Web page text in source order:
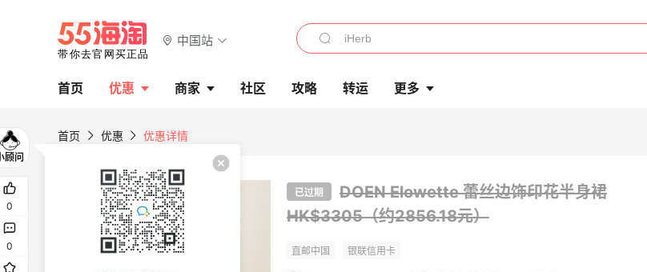
中国站
首页 优惠 商家 社区 攻略 转运 更多
首页 优惠 优惠详情
已过期
DOEN Elowette 蕾丝边饰印花半身裙
HK$3305（约2856.18元）
0
0